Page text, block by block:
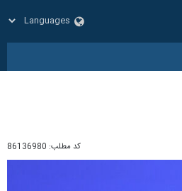
کد مطلب: 86136980